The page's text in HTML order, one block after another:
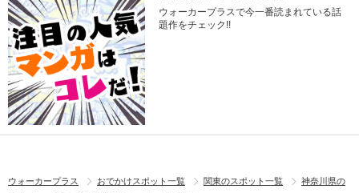
ウォーカープラスで今一番読まれている話
題作をチェック!!
ウォーカープラス おでかけスポット一覧 関東のスポット一覧
神奈川県の